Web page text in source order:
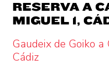
RESERVA A
MIGUEL 1,
Gaudeix de Goiko
Cádiz